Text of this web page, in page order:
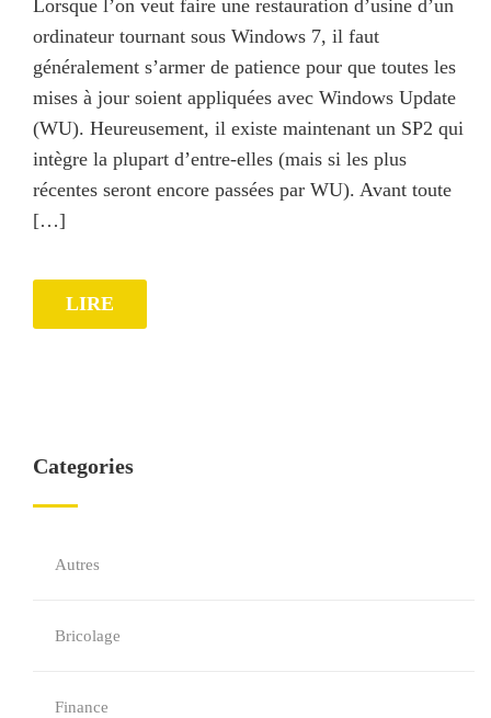
Lorsque l’on veut faire une restauration d’usine d’un
ordinateur tournant sous Windows 7, il faut
généralement s’armer de patience pour que toutes les
mises à jour soient appliquées avec Windows Update
(WU). Heureusement, il existe maintenant un SP2 qui
intègre la plupart d’entre-elles (mais si les plus
récentes seront encore passées par WU). Avant toute
[…]
LIRE
Categories
Autres
Bricolage
Finance